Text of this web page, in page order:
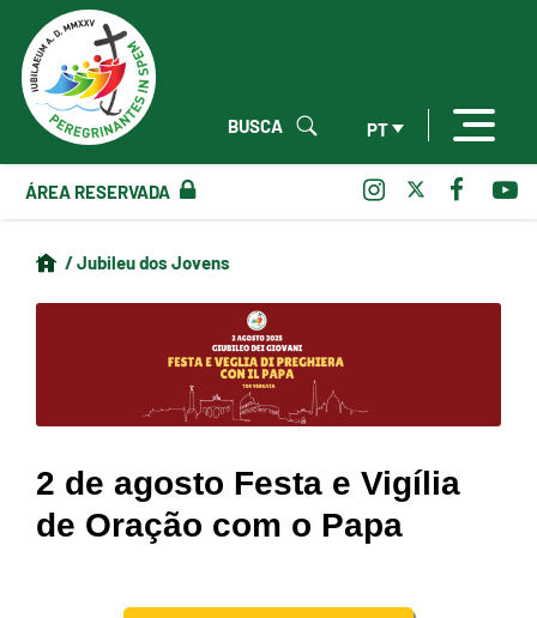
PT
BUSCA
ÁREA RESERVADA
/ Jubileu dos Jovens
2 de agosto Festa e Vigília
de Oração com o Papa